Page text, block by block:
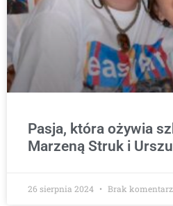
Pasja, która ożywia
Marzeną Struk i
26 sierpnia 2024 Brak